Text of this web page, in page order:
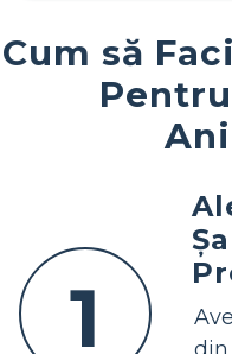
Cum să
1